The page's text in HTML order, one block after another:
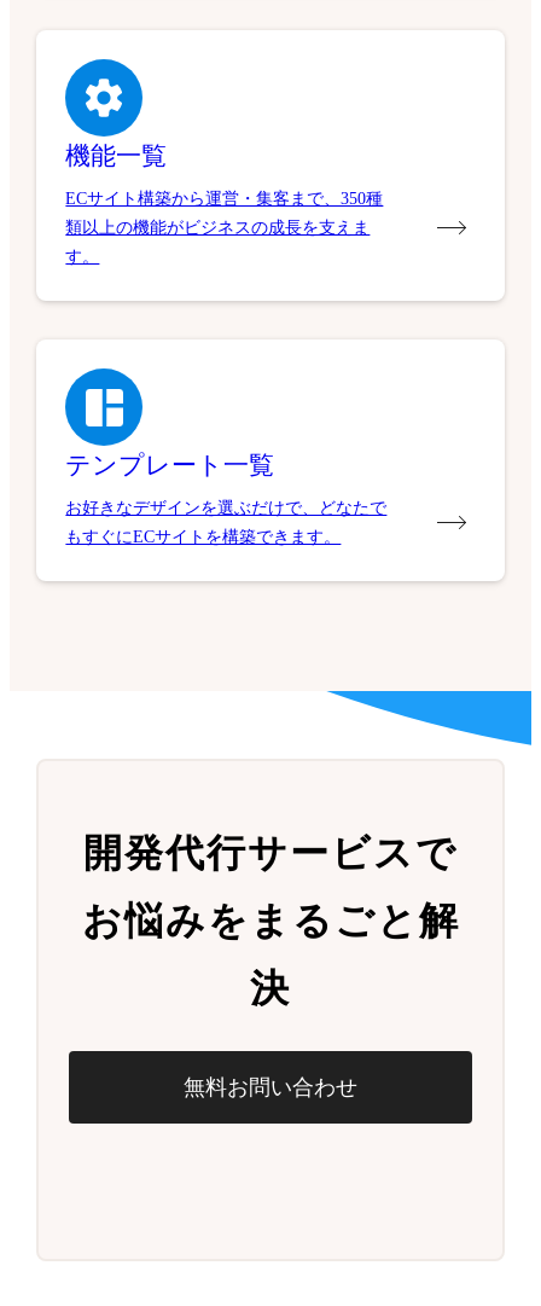
機能一覧
ECサイト構築から運営・集客まで、350種
類以上の機能がビジネスの成長を支えま
す。
テンプレート一覧
お好きなデザインを選ぶだけで、どなたで
もすぐにECサイトを構築できます。
開発代行サービスで
お悩みをまるごと解
決
無料お問い合わせ